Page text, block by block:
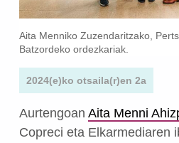
Aita Menniko Zuzendaritzako,
Batzordeko ordezkariak.
2024(e)ko otsaila(r)en 2a
Aurtengoan Aita Menni
Copreci eta Elkarmediaren